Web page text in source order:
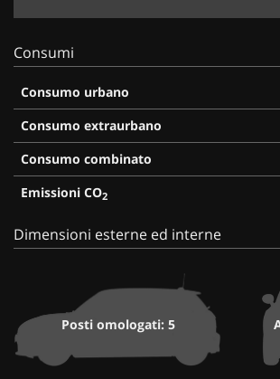
Consumi
Consumo urbano
Consumo extraurbano
Consumo combinato
Emissioni CO2
Dimensioni esterne ed interne
Posti omologati: 5